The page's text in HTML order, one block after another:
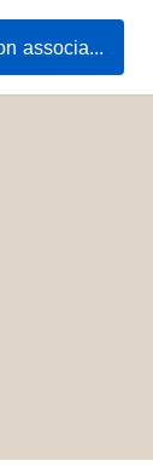
Créer mon association